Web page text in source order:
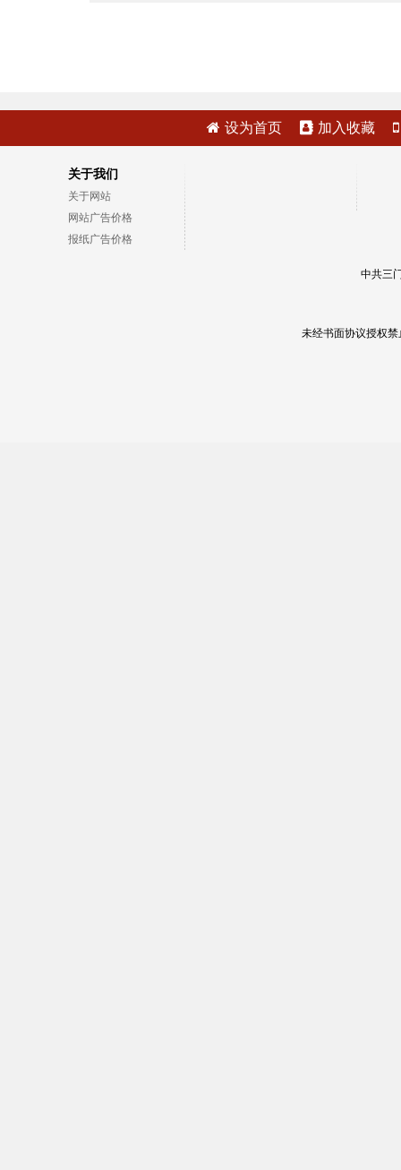
设为首页 加入收藏
关于我们
关于网站
网站广告价格
报纸广告价格
中共三
未经书面协议授权